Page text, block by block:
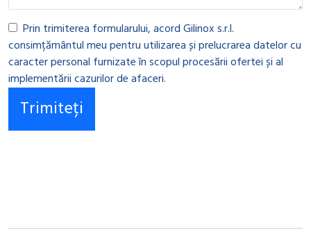
Prin trimiterea formularului, acord Gilinox s.r.l.
consimțământul meu pentru utilizarea și prelucrarea datelor cu
caracter personal furnizate în scopul procesării ofertei și al
implementării cazurilor de afaceri.